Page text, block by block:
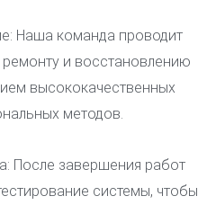
Наша команда проводит
и восстановлению
высококачественных
методов.
После завершения работ
системы, чтобы